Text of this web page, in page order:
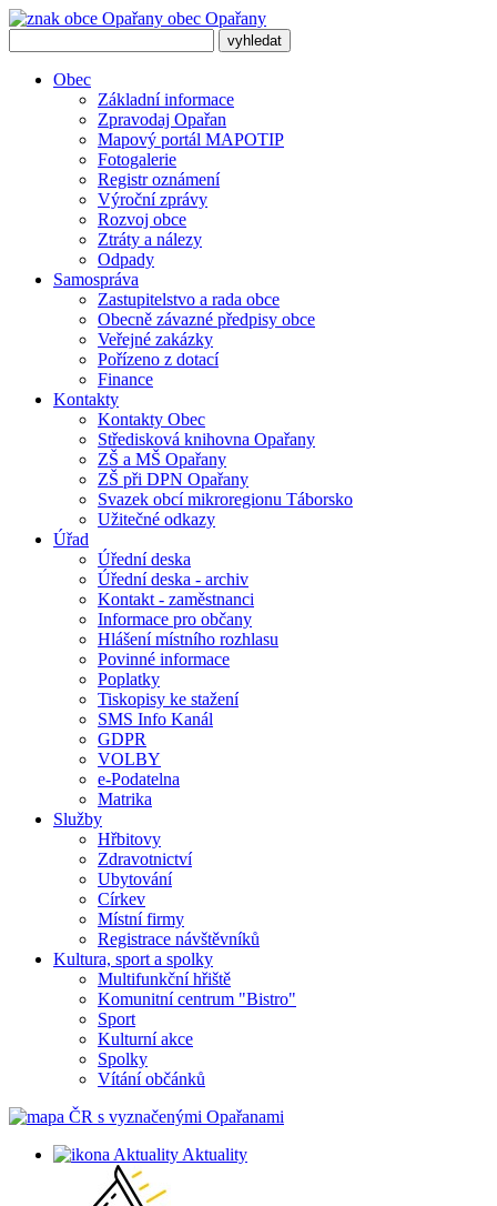
obec Opařany
Obec
Základní informace
Zpravodaj Opařan
Mapový portál MAPOTIP
Fotogalerie
Registr oznámení
Výroční zprávy
Rozvoj obce
Ztráty a nálezy
Odpady
Samospráva
Zastupitelstvo a rada obce
Obecně závazné předpisy obce
Veřejné zakázky
Pořízeno z dotací
Finance
Kontakty
Kontakty Obec
Středisková knihovna Opařany
ZŠ a MŠ Opařany
ZŠ při DPN Opařany
Svazek obcí mikroregionu Táborsko
Užitečné odkazy
Úřad
Úřední deska
Úřední deska - archiv
Kontakt - zaměstnanci
Informace pro občany
Hlášení místního rozhlasu
Povinné informace
Poplatky
Tiskopisy ke stažení
SMS Info Kanál
GDPR
VOLBY
e-Podatelna
Matrika
Služby
Hřbitovy
Zdravotnictví
Ubytování
Církev
Místní firmy
Registrace návštěvníků
Kultura, sport a spolky
Multifunkční hřiště
Komunitní centrum "Bistro"
Sport
Kulturní akce
Spolky
Vítání občánků
Aktuality